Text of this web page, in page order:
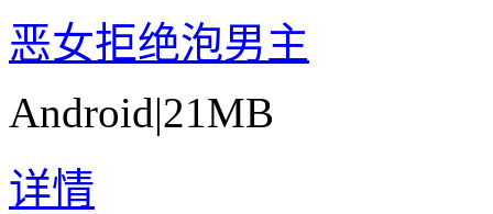
恶女拒绝泡男主
Android|21MB
详情